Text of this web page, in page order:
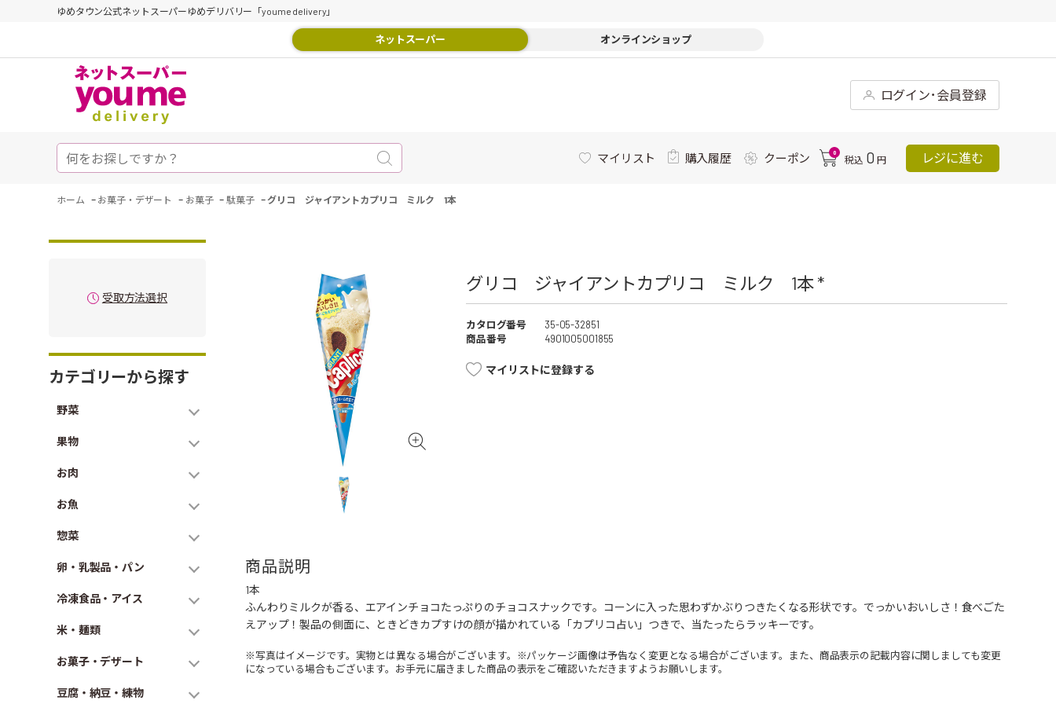
ゆめタウン公式ネットスーパーゆめデリバリー「youme delivery」
ネットスーパー オンラインショップ
ログイン･会員登録
マイリスト 購入履歴 クーポン 0
税込 0 円 レジに進む
ホーム - お菓子・デザート - お菓子 -駄菓子 -グリコ ジャイアントカプリコ ミルク 1本
受取方法選択
カテゴリーから探す
野菜
果物
お肉
お魚
惣菜
卵・乳製品・パン
冷凍食品・アイス
米・麺類
お菓子・デザート
豆腐・納豆・練物
グリコ ジャイアントカプリコ ミルク 1本 *
カタログ番号
35-05-32851
商品番号
4901005001855
マイリストに登録する
商品説明
1本
ふんわりミルクが香る、エアインチョコたっぷりのチョコスナックです。コーンに入った思わずかぶりつきたくなる形状です。でっかいおいしさ！食べごた
えアップ！製品の側面に、ときどきカプすけの顔が描かれている「カプリコ占い」つきで、当たったらラッキーです。
※写真はイメージです。実物とは異なる場合がございます。※パッケージ画像は予告なく変更となる場合がございます。また、商品表示の記載内容に関しましても変更
になっている場合もございます。お手元に届きました商品の表示をご確認いただきますようお願いします。